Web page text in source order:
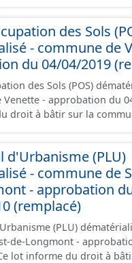
le PADD, le règlement (à
les annexes, les
et les données
à la création de ces
les documents papier
point de vue juridique.
des Sols
- commune de
du 04/04/2019
des Sols (POS)
- approbation du 04/
droit à bâtir sur la
le rapport de
des plans de
création
il est rappelé que seuls
et sont opposables d'un
d'Urbanisme (PLU)
- commune de
- approbation
(remplacé)
(PLU)
de-Longmont -